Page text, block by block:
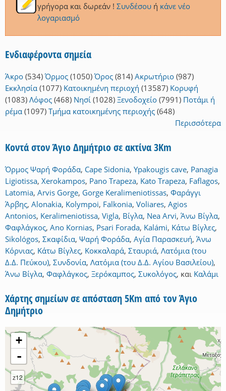
γρήγορα και δωρεάν ! Συνδέσουή κάνε νέο
λογαριασμό
Ενδιαφέροντα σημεία
Άκρο (534) Όρμος (1050) Όρος (814) Ακρωτήριο (987)
Εκκλησία (1077) Κατοικημένη περιοχή (13587) Κορυφή
(1083) Λόφος (468) Νησί (1028) Ξενοδοχείο (7991) Ποτάμι ή
ρέμα (1097) Τμήμα κατοικημένης περιοχής (648)
Περισσότερα
Κοντά στον Άγιο Δημήτριο σε ακτίνα 3Km
Όρμος Ψαρή Φοράδα, Cape Sidonia, Ypakougis cave, Panagia
Ligiotissa, Xerokampos, Pano Trapeza, Kato Trapeza, Faflagos,
Latomia, Arvis Gorge, Gorge Keralimeniotissas, Φαράγγι
Άρβης, Alonakia, Kolympoi, Falkonia, Voliares, Agios
Antonios, Keralimeniotissa, Vigla, Βίγλα, Nea Arvi, Άνω Βίγλα,
Φαφλάγκος, Ano Kornias, Psari Forada, Kalámi, Κάτω Βίγλες,
Sikológos, Σκαφίδια, Ψαρή Φοράδα, Αγία Παρασκευή, Άνω
Κόρνιας, Κάτω Βίγλες, Κοκκαλαρά, Σταυριά, Λατόμια (του
Δ.Δ. Πεύκου), Συνδονία, Λατόμια (του Δ.Δ. Αγίου Βασιλείου),
Άνω Βίγλα, Φαφλάγκος, Ξερόκαμπος, Συκολόγος, και Καλάμι
Χάρτης σημείων σε απόσταση 5Km από τον Άγιο
Δημήτριο
+
-
z12